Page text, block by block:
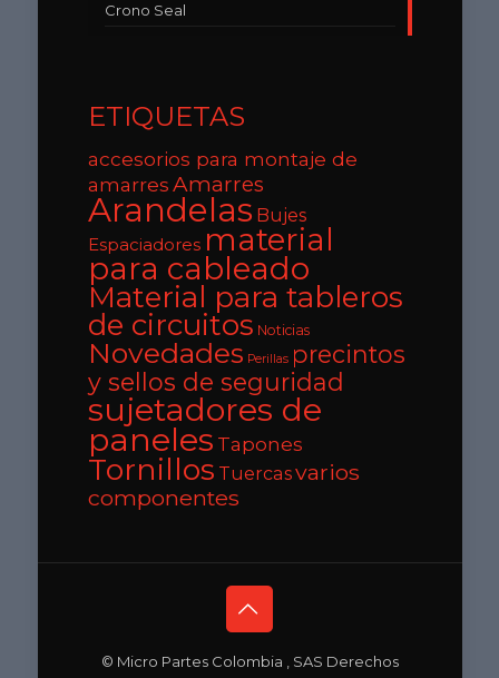
Crono Seal
ETIQUETAS
accesorios para montaje de
amarresAmarres
Arandelas Bujes
Espaciadores material
para cableado
Material para tableros
de circuitos Noticias
Novedades Perillas precintos
y sellos de seguridad
sujetadores de
paneles Tapones
Tornillos Tuercasvarios
componentes
© Micro Partes Colombia , SAS Derechos